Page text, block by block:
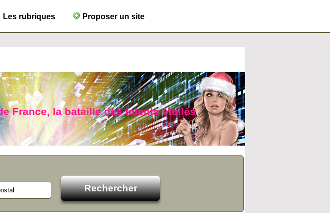
Les rubriques Proposer un site
France, la bataille des talents étoilés